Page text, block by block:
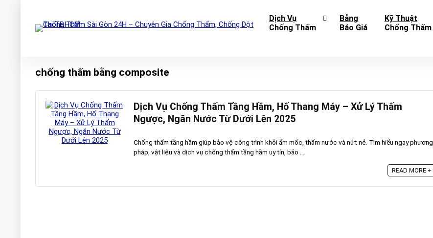
Dịch Vụ
Chống Thấm
Bảng
Báo Giá
Kỹ Thuật
Chống Thấm
chống thấm bằng composite
Dịch Vụ Chống Thấm Tầng Hầm, Hố Thang Máy – Xử Lý Thấm
Ngược, Ngăn Nước Từ Dưới Lên 2025
Chống thấm tầng hầm giúp bảo vệ công trình khỏi ẩm mốc, thấm nước và nứt nẻ. Tìm hiểu ngay phương
pháp, vật liệu và dịch vụ chống thấm tầng hầm uy tín, bảo ...
READ MORE +